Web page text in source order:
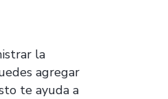
la
agregar
te ayuda a